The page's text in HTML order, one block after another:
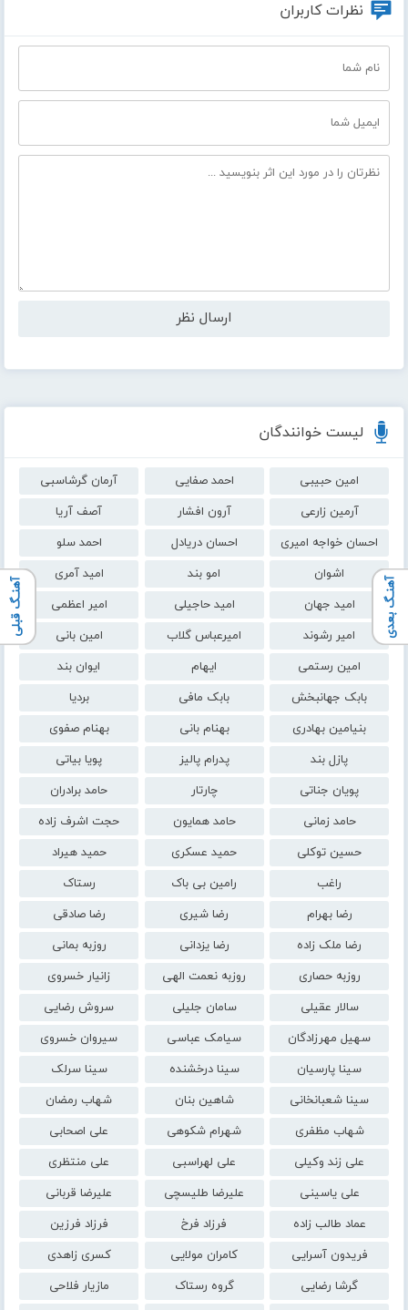
لیست خوانندگان
امین حبیبی احمد صفایی
آرمان گرشاسبی
آرمین زارعی
آرون افشار
آصف آریا
احسان خواجه امیری
احسان دریادل
احمد سلو
اشوان
امو بند
امید آمری
امید جهان
امید حاجیلی
امیر اعظمی
امیر رشوند
امیرعباس گلاب
امین بانی
امین رستمی
ایهام
ایوان بند
بابک جهانبخش
بابک مافی
بردیا
بنیامین بهادری
بهنام بانی
بهنام صفوی
پازل بند
پدرام پالیز
پویا بیاتی
پویان جناتی
چارتار
حامد برادران
حامد زمانی
حامد همایون
حجت اشرف زاده
حسین توکلی
حمید عسکری
حمید هیراد
راغب
رامین بی باک
رستاک
رضا بهرام
رضا شیری
رضا صادقی
رضا ملک زاده
رضا یزدانی
روزبه بمانی
روزبه حصاری
روزبه نعمت الهی
زانیار خسروی
سالار عقیلی
سامان جلیلی
سروش رضایی
سهیل مهرزادگان
سیامک عباسی
سیروان خسروی
سینا پارسیان
سینا درخشنده
سینا سرلک
سینا شعبانخانی
شاهین بنان
شهاب رمضان
شهاب مظفری
شهرام شکوهی
علی اصحابی
علی زند وکیلی
علی لهراسبی
علی منتظری
علی یاسینی
علیرضا طلیسچی
علیرضا قربانی
عماد طالب زاده
فرزاد فرخ
فرزاد فرزین
فریدون آسرایی
کامران مولایی
کسری زاهدی
گرشا رضایی
گروه رستاک
مازیار فلاحی
آهنـگ بعدی آهنـگ قبلی
نظرات کاربران